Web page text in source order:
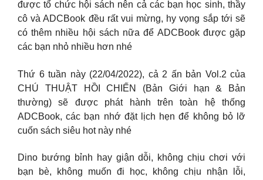
được tổ chức hội sách nên cả các bạn học sinh, thầy
cô và ADCBook đều rất vui mừng, hy vọng sắp tới sẽ
có thêm nhiều hội sách nữa để ADCBook được gặp
các bạn nhỏ nhiều hơn nhé
Thứ 6 tuần này (22/04/2022), cả 2 ấn bản Vol.2 của
CHÚ THUẬT HỒI CHIẾN (Bản Giới hạn & Bản
thường) sẽ được phát hành trên toàn hệ thống
ADCBook, các bạn nhớ đặt lịch hẹn để không bỏ lỡ
cuốn sách siêu hot này nhé
Dino bướng bỉnh hay giận dỗi, không chịu chơi với
bạn bè, không muốn đi học, không chịu nhận lỗi,